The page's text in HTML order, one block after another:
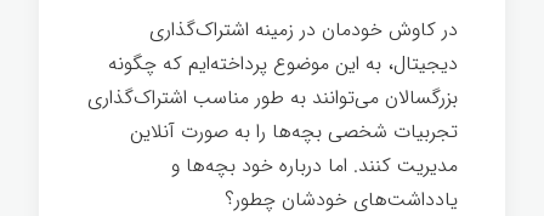
در کاوش خودمان در زمینه اشتراک‌گذاری
دیجیتال، به این موضوع پرداخته‌ایم که چگونه
بزرگسالان می‌توانند به طور مناسب اشتراک‌گذاری
تجربیات شخصی بچه‌ها را به صورت آنلاین
مدیریت کنند. اما درباره خود بچه‌ها و
یادداشت‌های خودشان چطور؟